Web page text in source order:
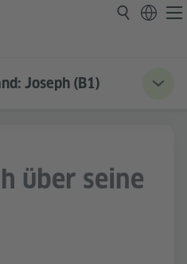
Joseph (B1)
über seine